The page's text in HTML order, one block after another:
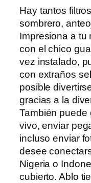
Hay tantos
sombrero,
Impresiona a tu
con el chico
vez instalado,
con extraños
posible
gracias a la
También puede
vivo, enviar
incluso enviar
desee
Nigeria o
cubierto. Ablo